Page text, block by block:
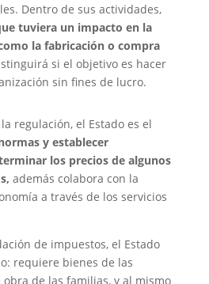
Dentro de sus actividades,
tuviera un impacto en la
la fabricación o compra
si el objetivo es hacer
sin fines de lucro.
regulación, el Estado es el
y establecer
los precios de algunos
además colabora con la
a través de los servicios
de impuestos, el Estado
requiere bienes de las
de las familias, y al mismo